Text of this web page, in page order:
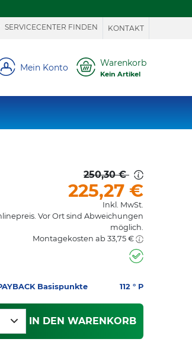
SERVICECENTER FINDEN KONTAKT
Mein Konto Warenkorb
Kein Artikel
250,30 €
225,27 €
Inkl. MwSt.
Vor Ort sind Abweichungen
möglich.
Montagekosten ab 33,75 €
Basispunkte 112 ° P
IN DEN WARENKORB